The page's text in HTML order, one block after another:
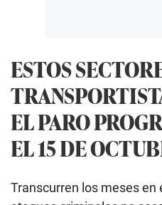
ESTOS
EL PARO
EL 15 DE
Transcurren los meses en